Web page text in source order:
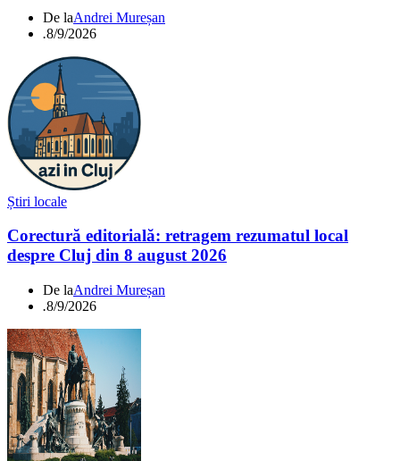
De laAndrei Mureșan
.8/9/2026
Știri locale
Corectură editorială: retragem rezumatul local
despre Cluj din 8 august 2026
De laAndrei Mureșan
.8/9/2026